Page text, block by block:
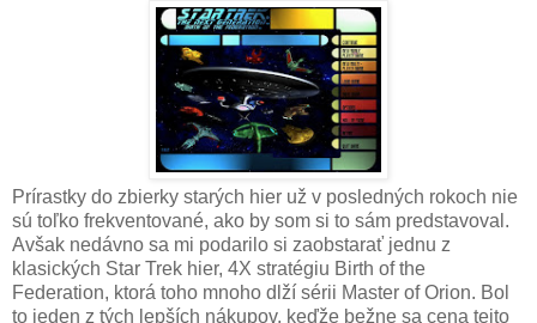
Prírastky do zbierky starých hier už v posledných rokoch nie
sú toľko frekventované, ako by som si to sám predstavoval.
Avšak nedávno sa mi podarilo si zaobstarať jednu z
klasických Star Trek hier, 4X stratégiu Birth of the
Federation, ktorá toho mnoho dlží sérii Master of Orion. Bol
to jeden z tých lepších nákupov, keďže bežne sa cena tejto